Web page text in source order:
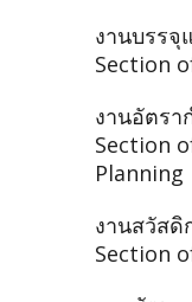
งานบรรจุ
Section
งานอัตรา
Section
Planning
งานสวัสดิ
Section